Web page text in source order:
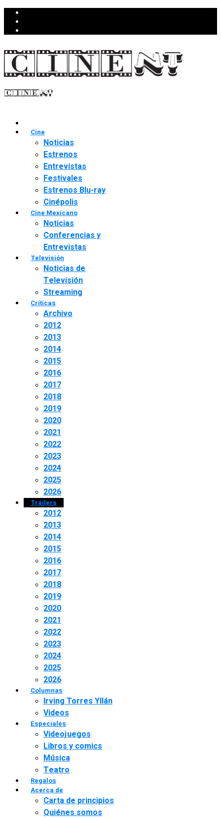
Cine
Noticias
Estrenos
Entrevistas
Festivales
Estrenos Blu-ray
Cinépolis
Cine Mexicano
Noticias
Conferencias y
Entrevistas
Televisión
Noticias de
Televisión
Streaming
Críticas
Archivo
2012
2013
2014
2015
2016
2017
2018
2019
2020
2021
2022
2023
2024
2025
2026
Tráilers
2012
2013
2014
2015
2016
2017
2018
2019
2020
2021
2022
2023
2024
2025
2026
Columnas
Irving Torres Yllán
Videos
Especiales
Videojuegos
Libros y comics
Música
Teatro
Regalos
Acerca de
Carta de principios
Quiénes somos